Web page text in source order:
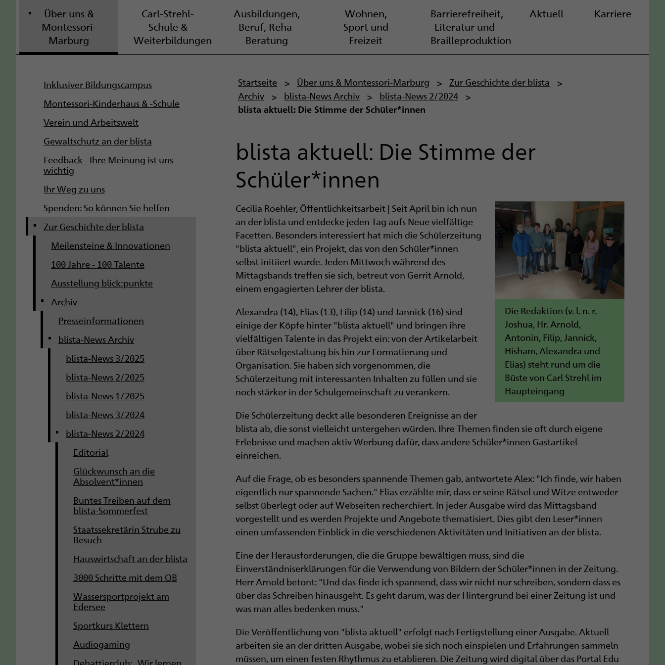
Über uns &
Montessori-
Marburg
Carl-Strehl-
Schule &
Weiterbildungen
Ausbildungen,
Beruf, Reha-
Beratung
Wohnen,
Sport und
Freizeit
Barrierefreiheit,
Literatur und
Brailleproduktion
Aktuell Karriere
g
o
Inklusiver Bildungscampus
Montessori-Kinderhaus & -Schule
Verein und Arbeitswelt
Gewaltschutz an der blista
Feedback - Ihre Meinung ist uns
wichtig
Ihr Weg zu uns
Spenden: So können Sie helfen
Zur Geschichte der blista
Meilensteine & Innovationen
100 Jahre - 100 Talente
Ausstellung blick:punkte
Archiv
Presseinformationen
blista-News Archiv
blista-News 3/2025
blista-News 2/2025
blista-News 1/2025
blista-News 3/2024
blista-News 2/2024
Editorial
Glückwunsch an die
Absolvent*innen
Buntes Treiben auf dem
blista-Sommerfest
Staatssekretärin Strube zu
Besuch
Hauswirtschaft an der blista
3000 Schritte mit dem OB
Wassersportprojekt am
Edersee
Sportkurs Klettern
Audiogaming
Debattierclub: „Wir lernen
P
f
d
n
a
v
i
g
a
t
i
o
n
Startseite Über uns & Montessori-Marburg
Zur Geschichte der blista
Archiv
blista-News Archiv blista-News 2/2024
blista aktuell: Die Stimme der Schüler*innen
blista aktuell: Die Stimme der
Schüler*innen
Die Redaktion (v. l. n. r.
Joshua, Hr. Arnold,
Antonin, Filip, Jannick,
Hisham, Alexandra und
Elias) steht rund um die
Büste von Carl Strehl im
Haupteingang
Cecilia Roehler, Öffentlichkeitsarbeit | Seit April bin ich nun
an der blista und entdecke jeden Tag aufs Neue vielfältige
Facetten. Besonders interessiert hat mich die Schülerzeitung
"blista aktuell", ein Projekt, das von den Schüler*innen
selbst initiiert wurde. Jeden Mittwoch während des
Mittagsbands treffen sie sich, betreut von Gerrit Arnold,
einem engagierten Lehrer der blista.
Alexandra (14), Elias (13), Filip (14) und Jannick (16) sind
einige der Köpfe hinter "blista aktuell" und bringen ihre
vielfältigen Talente in das Projekt ein: von der Artikelarbeit
über Rätselgestaltung bis hin zur Formatierung und
Organisation. Sie haben sich vorgenommen, die
Schülerzeitung mit interessanten Inhalten zu füllen und sie
noch stärker in der Schulgemeinschaft zu verankern.
Die Schülerzeitung deckt alle besonderen Ereignisse an der
blista ab, die sonst vielleicht untergehen würden. Ihre Themen finden sie oft durch eigene
Erlebnisse und machen aktiv Werbung dafür, dass andere Schüler*innen Gastartikel
einreichen.
Auf die Frage, ob es besonders spannende Themen gab, antwortete Alex: "Ich finde, wir haben
eigentlich nur spannende Sachen." Elias erzählte mir, dass er seine Rätsel und Witze entweder
selbst überlegt oder auf Webseiten recherchiert. In jeder Ausgabe wird das Mittagsband
vorgestellt und es werden Projekte und Angebote thematisiert. Dies gibt den Leser*innen
einen umfassenden Einblick in die verschiedenen Aktivitäten und Initiativen an der blista.
Eine der Herausforderungen, die die Gruppe bewältigen muss, sind die
Einverständniserklärungen für die Verwendung von Bildern der Schüler*innen in der Zeitung.
Herr Arnold betont: "Und das finde ich spannend, dass wir nicht nur schreiben, sondern dass es
über das Schreiben hinausgeht. Es geht darum, was der Hintergrund bei einer Zeitung ist und
was man alles bedenken muss."
Die Veröffentlichung von "blista aktuell" erfolgt nach Fertigstellung einer Ausgabe. Aktuell
arbeiten sie an der dritten Ausgabe, wobei sie sich noch einspielen und Erfahrungen sammeln
müssen, um einen festen Rhythmus zu etablieren. Die Zeitung wird digital über das Portal Edu